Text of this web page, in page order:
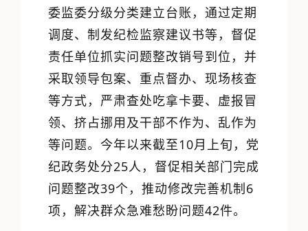
委监委分级分类建立台账，通过定期
调度、制发纪检监察建议书等，督促
责任单位抓实问题整改销号到位，并
采取领导包案、重点督办、现场核查
等方式，严肃查处吃拿卡要、虚报冒
领、挤占挪用及干部不作为、乱作为
等问题。今年以来截至10月上旬，党
纪政务处分25人，督促相关部门完成
问题整改39个，推动修改完善机制6
项，解决群众急难愁盼问题42件。